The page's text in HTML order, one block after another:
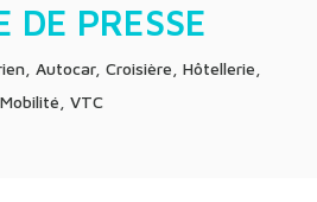
DE PRESSE
Autocar, Croisière, Hôtellerie,
Mobilité, VTC